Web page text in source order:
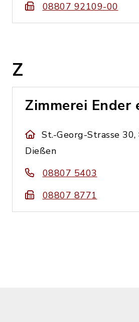
08807 92109-00
Z
Zimmerei Ender
St.-Georg-Strasse
Dießen
08807 5403
08807 8771